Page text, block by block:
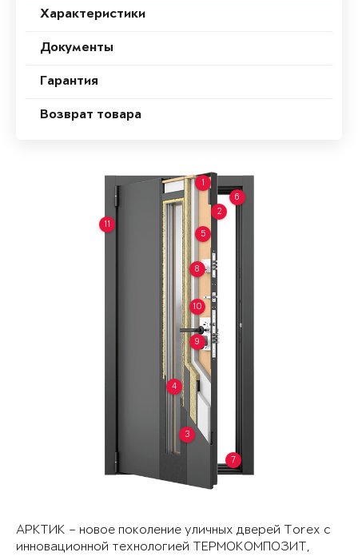
Характеристики
Документы
Гарантия
Возврат товара
1
2
3
4
5
6
7
8
9
10
11
АРКТИК – новое поколение уличных дверей Torex с
инновационной технологией ТЕРМОКОМПОЗИТ,